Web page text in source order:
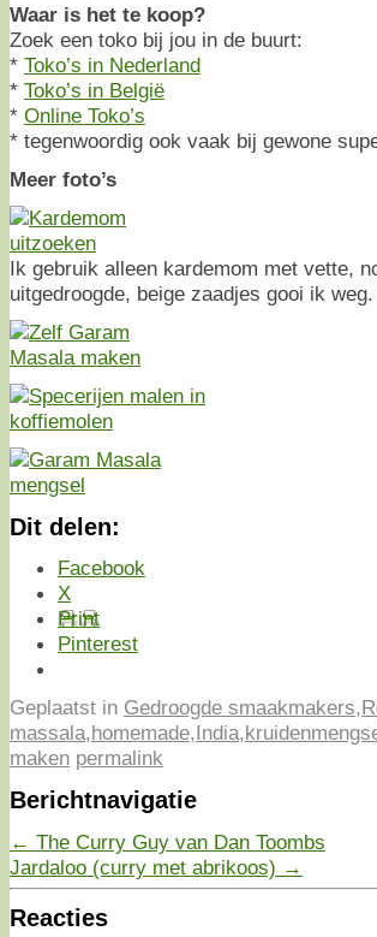
Waar is het te koop?
Zoek een toko bij jou in de buurt:
* Toko’s in Nederland
* Toko’s in België
* Online Toko’s
* tegenwoordig ook vaak bij gewone
Meer foto’s
Ik gebruik alleen kardemom met vette,
uitgedroogde, beige zaadjes gooi ik
Dit delen:
Facebook
X
Print
Pinterest
Geplaatst in Gedroogde smaakmakers,
massala,homemade,India,
maken permalink
Berichtnavigatie
← The Curry Guy van Dan Toombs
Jardaloo (curry met abrikoos) →
Reacties